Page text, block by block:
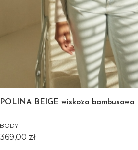
POLINA BEIGE wiskoza bambusowa
BODY
Cena
369,00 zł